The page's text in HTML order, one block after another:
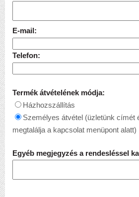
E-mail:
Telefon:
Termék átvételének módja:
Házhozszállítás
Személyes átvétel (üzletünk címét
megtalálja a kapcsolat menüpont alatt)
Egyéb megjegyzés a rendesléssel